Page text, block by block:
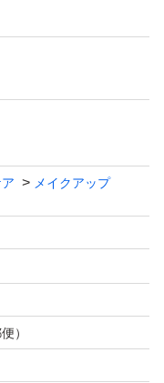
メイクアップ
）